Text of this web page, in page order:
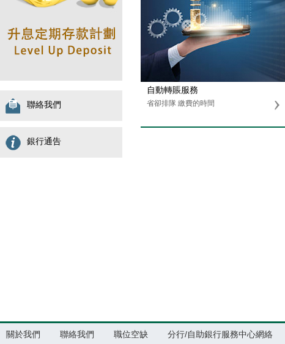
聯絡我們
銀行通告
自動轉賬服務
省卻排隊 繳費的時間
關於我們 聯絡我們 職位空缺 分行/自助銀行服務中心網絡